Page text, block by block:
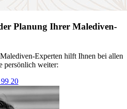
Planung Ihrer Malediven-
Experten hilft Ihnen bei allen
persönlich weiter:
20